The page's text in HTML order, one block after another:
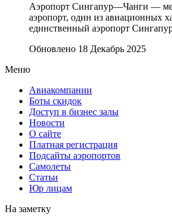
Аэропорт Сингапур—Чанги —
аэропорт, один из авиационных
единственный аэропорт
Обновлено 18 Декабрь 2025
Меню
Авиакомпании
Боты скидок
Доступ в бизнес залы
Новости
О сайте
Платная регистрация
Подсайты аэропортов
Самолеты
Статьи
Юр лицам
На заметку